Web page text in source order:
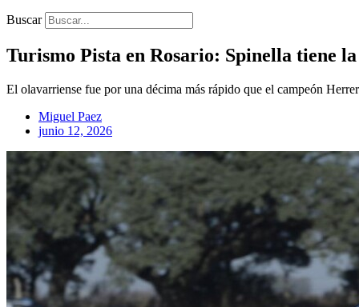
Buscar
Turismo Pista en Rosario: Spinella tiene
El olavarriense fue por una décima más rápido que el campeón
Miguel Paez
junio 12, 2026